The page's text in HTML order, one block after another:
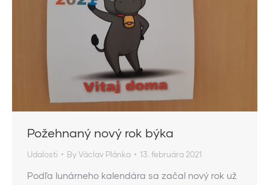
Požehnaný nový rok býka
Udalosti ByVáclav Plánka 13. februára 2021
Podľa lunárneho kalendára sa začal nový rok už